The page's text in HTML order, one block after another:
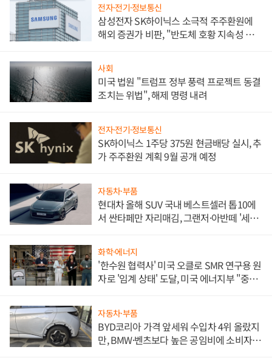
전자·전기·정보통신
삼성전자 SK하이닉스 소극적 주주환원에
해외 증권가 비판, "반도체 호황 지속성 의
사회
미국 법원 "트럼프 정부 풍력 프로젝트 동결
조치는 위법", 해제 명령 내려
전자·전기·정보통신
SK하이닉스 1주당 375원 현금배당 실시, 추
가 주주환원 계획 9월 공개 예정
자동차·부품
현대차 올해 SUV 국내 베스트셀러 톱10에
서 싼타페만 자리매김, 그랜저·아반떼 '세단
화학·에너지
'한수원 협력사' 미국 오클로 SMR 연구용 원
자로 '임계 상태' 도달, 미국 에너지부 "중요
자동차·부품
BYD코리아 가격 앞세워 수입차 4위 올랐지
만, BMW·벤츠보다 높은 공임비에 소비자